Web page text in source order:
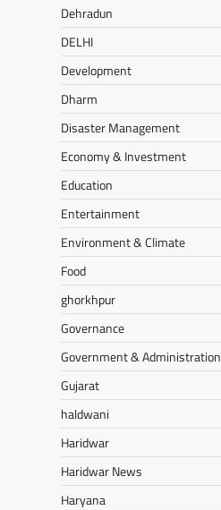
Dehradun
DELHI
Development
Dharm
Disaster Management
Economy & Investment
Education
Entertainment
Environment & Climate
Food
ghorkhpur
Governance
Government & Administration
Gujarat
haldwani
Haridwar
Haridwar News
Haryana